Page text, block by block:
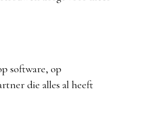
software, op
die alles al heeft